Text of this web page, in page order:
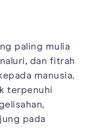
paling mulia
dan fitrah
manusia.
terpenuhi
pada